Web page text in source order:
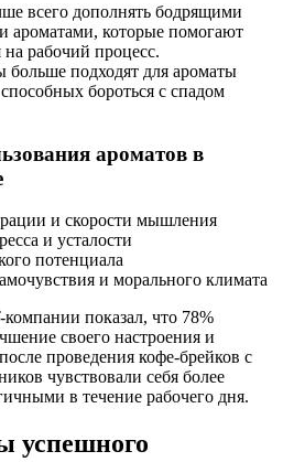
всего дополнять бодрящими
которые помогают
на рабочий процесс.
подходят для ароматы
бороться с спадом
ароматов в
и скорости мышления
и усталости
потенциала
и морального климата
показал, что 78%
своего настроения и
проведения кофе-брейков с
чувствовали себя более
в течение рабочего дня.
успешного